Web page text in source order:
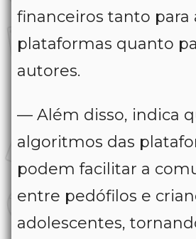
financeiros tanto para
plataformas quanto
autores.
— Além disso, indica
algoritmos das
podem facilitar a
entre pedófilos e
adolescentes,